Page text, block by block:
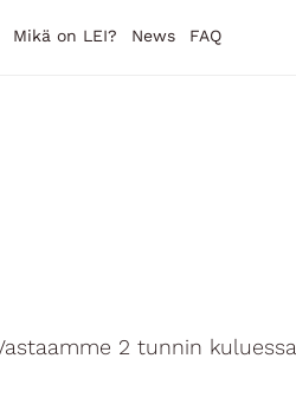
Mikä on LEI? News FAQ
2 tunnin kuluessa